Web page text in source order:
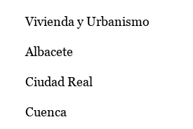
Vivienda y Urbanismo
Albacete
Ciudad Real
Cuenca